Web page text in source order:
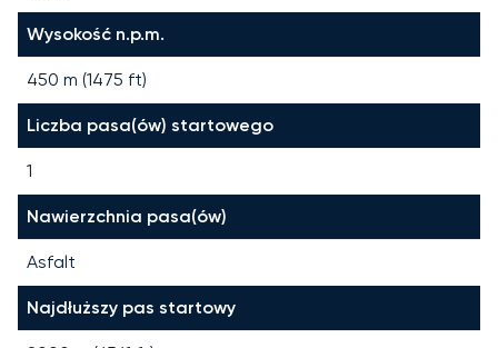
Wysokość n.p.m.
450 m (1475 ft)
Liczba pasa(ów) startowego
1
Nawierzchnia pasa(ów)
Asfalt
Najdłuższy pas startowy